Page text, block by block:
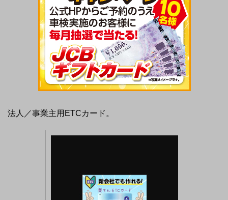
法人／事業主用ETCカード。